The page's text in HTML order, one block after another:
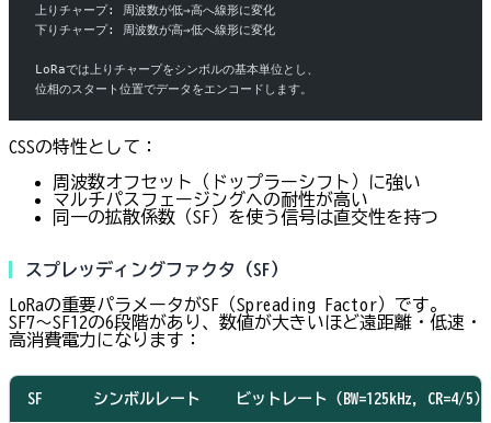
上りチャープ: 周波数が低→高へ線形に変化
下りチャープ: 周波数が高→低へ線形に変化
LoRaでは上りチャープをシンボルの基本単位とし、
位相のスタート位置でデータをエンコードします。
CSSの特性として：
周波数オフセット（ドップラーシフト）に強い
マルチパスフェージングへの耐性が高い
同一の拡散係数（SF）を使う信号は直交性を持つ
スプレッディングファクタ（SF）
LoRaの重要パラメータがSF（Spreading Factor）です。
SF7〜SF12の6段階があり、数値が大きいほど遠距離・低速・
高消費電力になります：
SF シンボルレート ビットレート（BW=125kHz, CR=4/5）